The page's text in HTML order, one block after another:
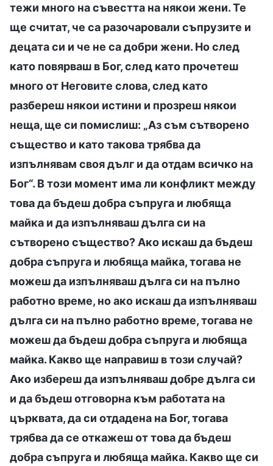
тежи много на съвестта на някои жени. Те
ще считат, че са разочаровали съпрузите и
децата си и че не са добри жени. Но след
като повярваш в Бог, след като прочетеш
много от Неговите слова, след като
разбереш някои истини и прозреш някои
неща, ще си помислиш: „Аз съм сътворено
същество и като такова трябва да
изпълнявам своя дълг и да отдам всичко на
Бог“. В този момент има ли конфликт между
това да бъдеш добра съпруга и любяща
майка и да изпълняваш дълга си на
сътворено същество? Ако искаш да бъдеш
добра съпруга и любяща майка, тогава не
можеш да изпълняваш дълга си на пълно
работно време, но ако искаш да изпълняваш
дълга си на пълно работно време, тогава не
можеш да бъдеш добра съпруга и любяща
майка. Какво ще направиш в този случай?
Ако избереш да изпълняваш добре дълга си
и да бъдеш отговорна към работата на
църквата, да си отдадена на Бог, тогава
трябва да се откажеш от това да бъдеш
добра съпруга и любяща майка. Какво ще си